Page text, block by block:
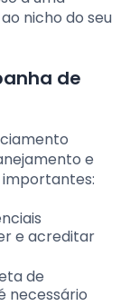
nicho do seu
de
e
importantes:
e acreditar
de
necessário